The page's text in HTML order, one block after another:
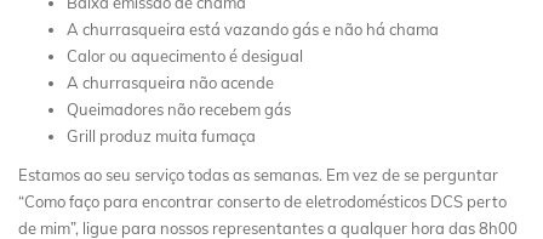
A churrasqueira está vazando gás e não há chama
Calor ou aquecimento é desigual
A churrasqueira não acende
Queimadores não recebem gás
Grill produz muita fumaça
Estamos ao seu serviço todas as semanas. Em vez de se perguntar
“Como faço para encontrar conserto de eletrodomésticos DCS perto
de mim”, ligue para nossos representantes a qualquer hora das 8h00